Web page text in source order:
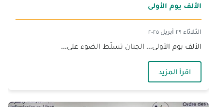
الألف يوم الأولى
الثلاثاء ٢٩ أبريل ٢٠٢٥
الألف يوم الأولى... الجنان تسلّط الضوء على...
اقرأ المزيد— الألف يوم الأولى